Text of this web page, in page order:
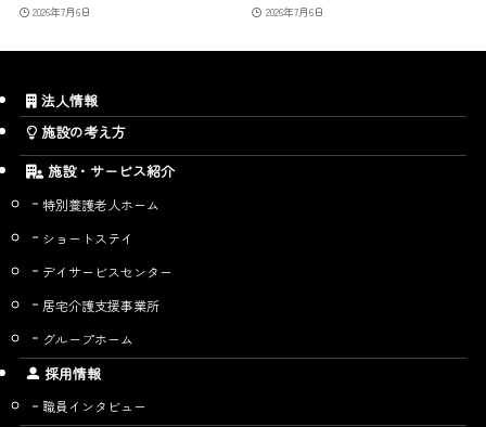
2026年7月6日 2026年7月6日
法人情報
施設の考え方
施設・サービス紹介
特別養護老人ホーム
ショートステイ
デイサービスセンター
居宅介護支援事業所
グループホーム
採用情報
職員インタビュー